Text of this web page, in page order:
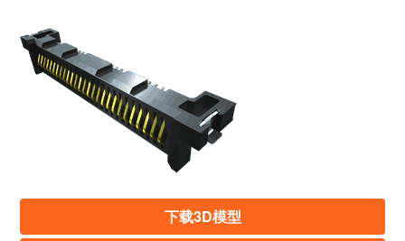
下载3D模型